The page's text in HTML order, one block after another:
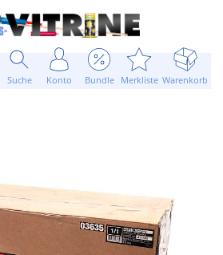
Suche Konto Bundle Merkliste Warenkorb